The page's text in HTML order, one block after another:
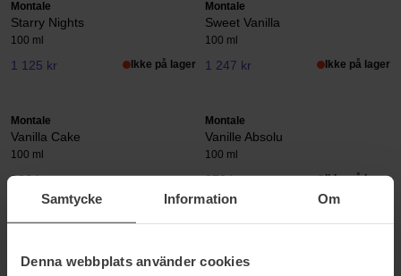
Samtycke Information Om
Denna webbplats använder cookies
Montale
Starry Nights
100 ml
1 125 kr Ikke på lager
Montale
Sweet Vanilla
100 ml
1 247 kr Ikke på lager
Montale
Vanilla Cake
100 ml
926 kr
Montale
Vanille Absolu
100 ml
870 kr Ikke på lager
100 ml 30 ml